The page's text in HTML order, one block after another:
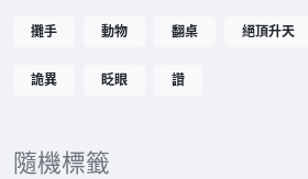
攤手 動物 翻桌 絕頂升天
詭異 眨眼 讚
隨機標籤